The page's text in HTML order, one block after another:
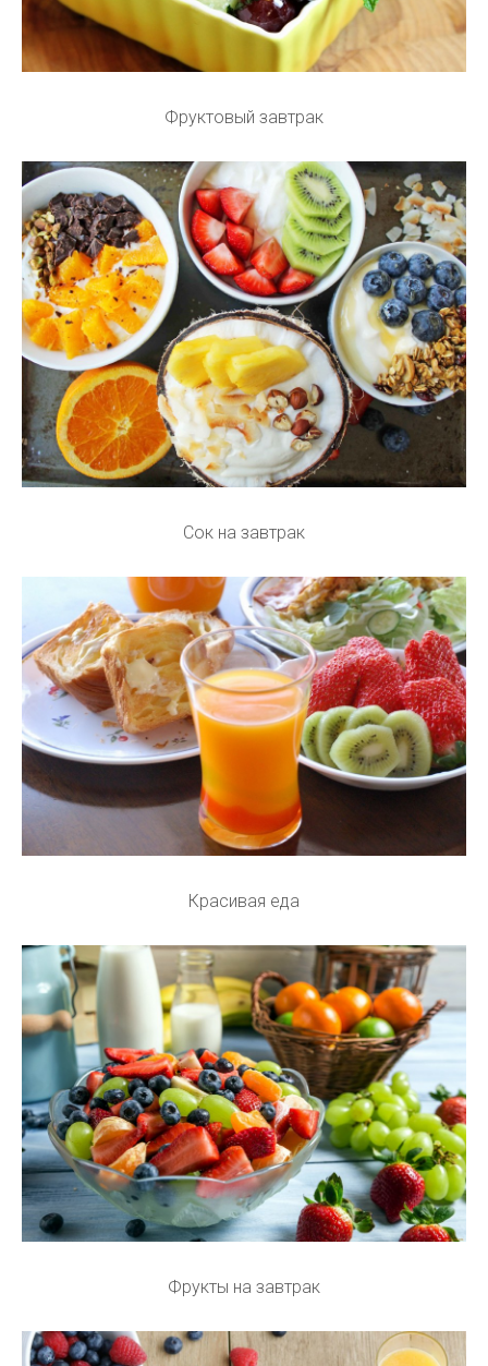
Фруктовый завтрак
Сок на завтрак
Красивая еда
Фрукты на завтрак